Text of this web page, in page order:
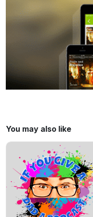
You may also like